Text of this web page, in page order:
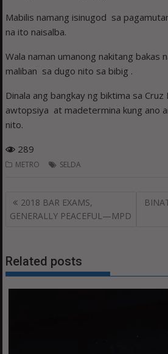
Mabilis namang isinugod sa
na ito naisalba.
Wala naman umanong nakitang bakas
maliban sa dugo nito sa bibig .
Dinala ang bangkay ng biktima sa Cruz
awtopsiya at madetermina kung ano
nito.
289
METRO SELDA
Post
navigation
2018 BAR EXAMS,
GENERALLY PEACEFUL—MPD
Related posts